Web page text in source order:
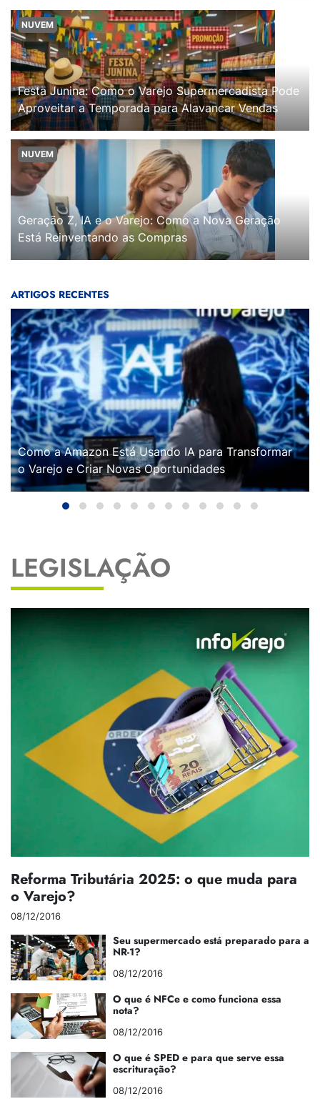
NUVEM
Festa Junina: Como o Varejo Supermercadista Pode
Aproveitar a Temporada para Alavancar Vendas
NUVEM
Geração Z, IA e o Varejo: Como a Nova Geração
Está Reinventando as Compras
ARTIGOS RECENTES
Como a Amazon Está Usando IA para Transformar
o Varejo e Criar Novas Oportunidades
LEGISLAÇÃO
Reforma Tributária 2025: o que muda para
o Varejo?
08/12/2016
Seu supermercado está preparado para a
NR-1?
08/12/2016
O que é NFCe e como funciona essa
nota?
08/12/2016
O que é SPED e para que serve essa
escrituração?
08/12/2016